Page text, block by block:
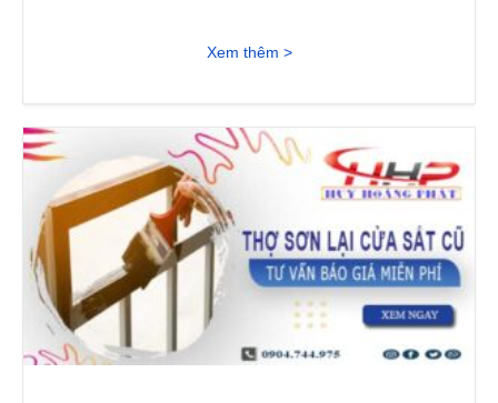
Xem thêm >